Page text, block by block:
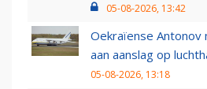
05-08-2026, 13:42
Oekraïense Antonov
aan aanslag op
05-08-2026, 13:18